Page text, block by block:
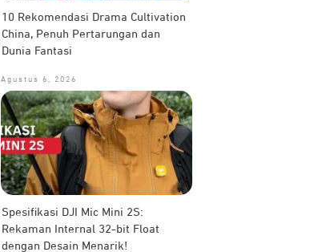
10 Rekomendasi Drama Cultivation
China, Penuh Pertarungan dan
Dunia Fantasi
Agustus 6, 2026
Spesifikasi DJI Mic Mini 2S:
Rekaman Internal 32-bit Float
dengan Desain Menarik!